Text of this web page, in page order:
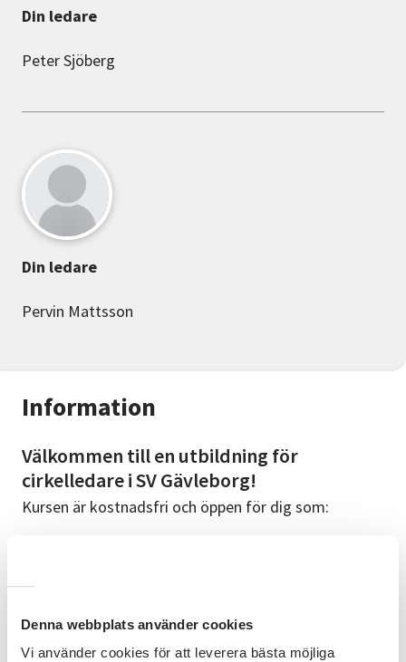
Denna webbplats använder cookies
Vi använder cookies för att leverera bästa möjliga
Information
Välkommen till en utbildning för
cirkelledare i SV Gävleborg!
Kursen är kostnadsfri och öppen för dig som:
• är intresserad av att bli cirkelledare i SV Gävleborg.
Din ledare
Peter Sjöberg
Din ledare
Pervin Mattsson